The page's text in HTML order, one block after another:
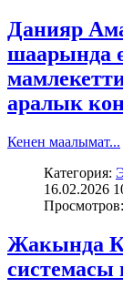
Данияр
аралык
Кенен маалымат...
Категория:
16.02.2026
Жакында
системасы